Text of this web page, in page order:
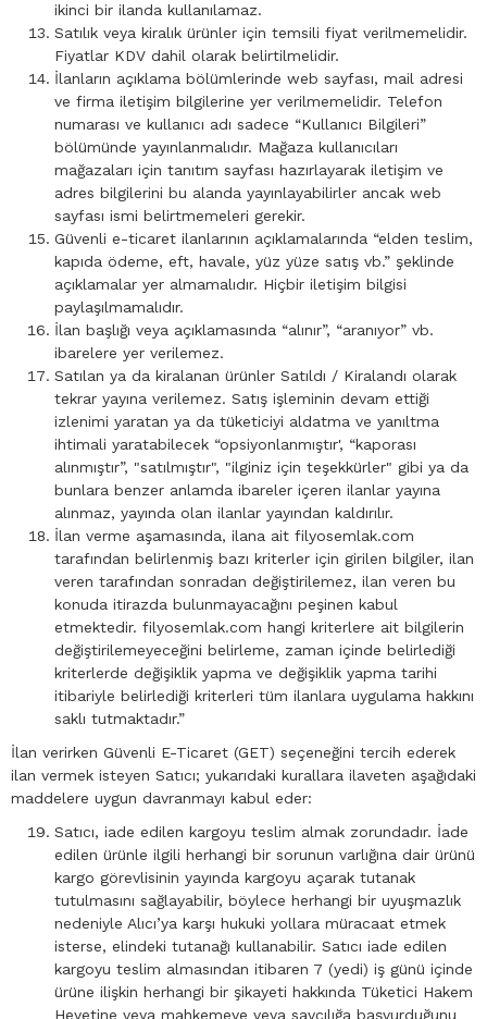
ikinci bir ilanda kullanılamaz.
Satılık veya kiralık ürünler için temsili fiyat verilmemelidir.
Fiyatlar KDV dahil olarak belirtilmelidir.
İlanların açıklama bölümlerinde web sayfası, mail adresi
ve firma iletişim bilgilerine yer verilmemelidir. Telefon
numarası ve kullanıcı adı sadece “Kullanıcı Bilgileri”
bölümünde yayınlanmalıdır. Mağaza kullanıcıları
mağazaları için tanıtım sayfası hazırlayarak iletişim ve
adres bilgilerini bu alanda yayınlayabilirler ancak web
sayfası ismi belirtmemeleri gerekir.
Güvenli e-ticaret ilanlarının açıklamalarında “elden teslim,
kapıda ödeme, eft, havale, yüz yüze satış vb.” şeklinde
açıklamalar yer almamalıdır. Hiçbir iletişim bilgisi
paylaşılmamalıdır.
İlan başlığı veya açıklamasında “alınır”, “aranıyor” vb.
ibarelere yer verilemez.
Satılan ya da kiralanan ürünler Satıldı / Kiralandı olarak
tekrar yayına verilemez. Satış işleminin devam ettiği
izlenimi yaratan ya da tüketiciyi aldatma ve yanıltma
ihtimali yaratabilecek “opsiyonlanmıştır', “kaporası
alınmıştır”, "satılmıştır", "ilginiz için teşekkürler" gibi ya da
bunlara benzer anlamda ibareler içeren ilanlar yayına
alınmaz, yayında olan ilanlar yayından kaldırılır.
İlan verme aşamasında, ilana ait filyosemlak.com
tarafından belirlenmiş bazı kriterler için girilen bilgiler, ilan
veren tarafından sonradan değiştirilemez, ilan veren bu
konuda itirazda bulunmayacağını peşinen kabul
etmektedir. filyosemlak.com hangi kriterlere ait bilgilerin
değiştirilemeyeceğini belirleme, zaman içinde belirlediği
kriterlerde değişiklik yapma ve değişiklik yapma tarihi
itibariyle belirlediği kriterleri tüm ilanlara uygulama hakkını
saklı tutmaktadır.”
İlan verirken Güvenli E-Ticaret (GET) seçeneğini tercih ederek
ilan vermek isteyen Satıcı; yukarıdaki kurallara ilaveten aşağıdaki
maddelere uygun davranmayı kabul eder:
Satıcı, iade edilen kargoyu teslim almak zorundadır. İade
edilen ürünle ilgili herhangi bir sorunun varlığına dair ürünü
kargo görevlisinin yayında kargoyu açarak tutanak
tutulmasını sağlayabilir, böylece herhangi bir uyuşmazlık
nedeniyle Alıcı’ya karşı hukuki yollara müracaat etmek
isterse, elindeki tutanağı kullanabilir. Satıcı iade edilen
kargoyu teslim almasından itibaren 7 (yedi) iş günü içinde
ürüne ilişkin herhangi bir şikayeti hakkında Tüketici Hakem
Heyetine veya mahkemeye veya savcılığa başvurduğunu